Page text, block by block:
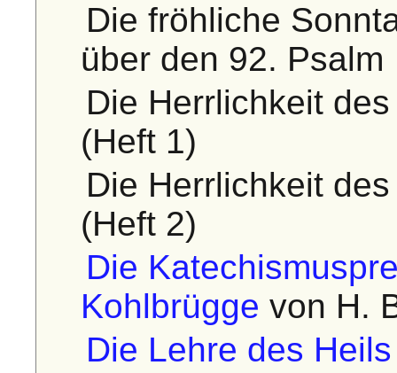
Die fröhliche
über den 92. Psalm
Die Herrlichkeit
(Heft 1)
Die Herrlichkeit
(Heft 2)
Die
Kohlbrügge von H.
Die Lehre des